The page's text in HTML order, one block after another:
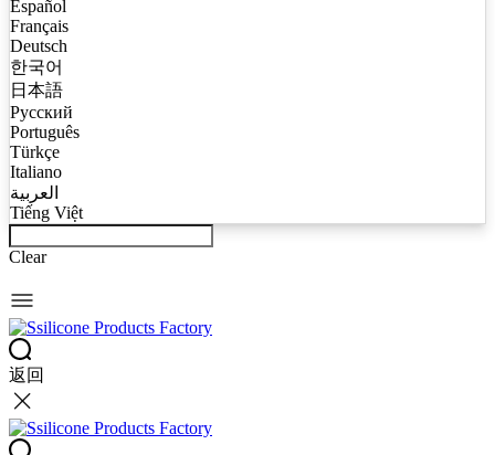
Español
Français
Deutsch
한국어
日本語
Русский
Português
Türkçe
Italiano
العربية
Tiếng Việt
Clear
返回